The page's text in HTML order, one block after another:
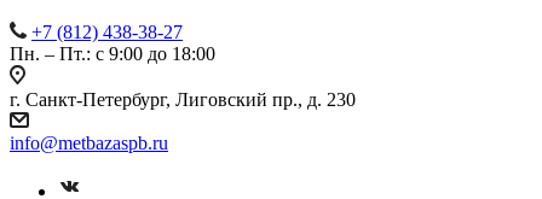
+7 (812) 438-38-27
Пн. – Пт.: с 9:00 до 18:00
г. Санкт-Петербург, Лиговский пр., д. 230
info@metbazaspb.ru